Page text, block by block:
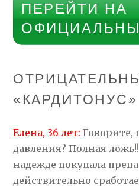
ПЕРЕЙТИ НА
«КАРДИТОНУС»
Елена, 36 лет:Говорите,
давления? Полная
надежде покупала
действительно